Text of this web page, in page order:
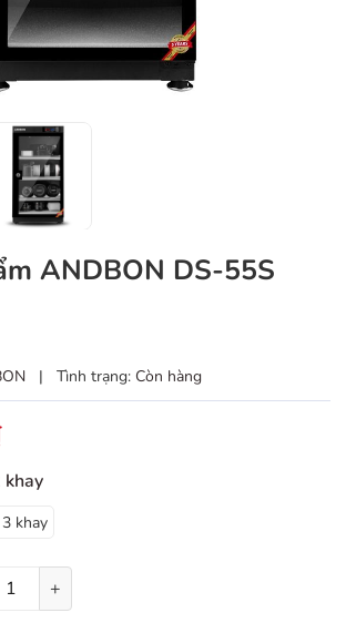
ANDBON DS-55S
| Tình trạng: Còn hàng
khay
khay
+